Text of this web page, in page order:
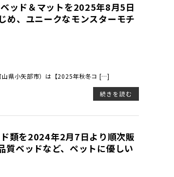
ッド＆マットを2025年8月5日
め、ユニークなモンスターモチ
山県小矢部市）は【2025年秋冬コ […]
続きを読む
類を2024年2月7日より順次販
質ベッドなど、ペットに優しい